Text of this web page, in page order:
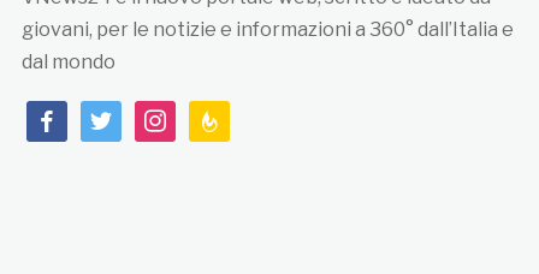
giovani, per le notizie e informazioni a 360° dall’Italia e
dal mondo
facebooktwitterinstagramfeedburner